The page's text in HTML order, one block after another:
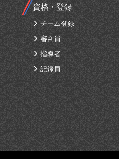
資格・登録
チーム登録
審判員
指導者
記録員